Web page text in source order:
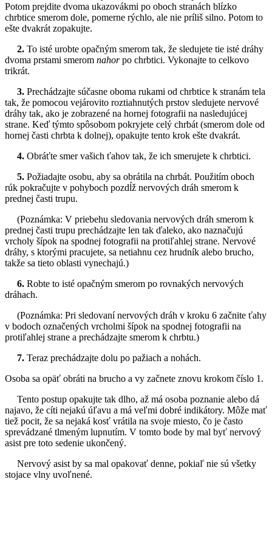
Potom prejdite dvoma ukazovákmi po oboch stranách blízko
chrbtice smerom dole, pomerne rýchlo, ale nie príliš silno. Potom to
ešte dvakrát zopakujte.
2. To isté urobte opačným smerom tak, že sledujete tie isté dráhy
dvoma prstami smerom nahorpo chrbtici. Vykonajte to celkovo
trikrát.
3. Prechádzajte súčasne oboma rukami od chrbtice k stranám tela
tak, že pomocou vejárovito roztiahnutých prstov sledujete nervové
dráhy tak, ako je zobrazené na hornej fotografii na nasledujúcej
strane. Keď týmto spôsobom pokryjete celý chrbát (smerom dole od
hornej časti chrbta k dolnej), opakujte tento krok ešte dvakrát.
4. Obráťte smer vašich ťahov tak, že ich smerujete k chrbtici.
5. Požiadajte osobu, aby sa obrátila na chrbát. Použitím oboch
rúk pokračujte v pohyboch pozdĺž nervových dráh smerom k
prednej časti trupu.
(Poznámka: V priebehu sledovania nervových dráh smerom k
prednej časti trupu prechádzajte len tak ďaleko, ako naznačujú
vrcholy šípok na spodnej fotografii na protiľahlej strane. Nervové
dráhy, s ktorými pracujete, sa netiahnu cez hrudník alebo brucho,
takže sa tieto oblasti vynechajú.)
6. Robte to isté opačným smerom po rovnakých nervových
dráhach.
(Poznámka: Pri sledovaní nervových dráh v kroku 6 začnite ťahy
v bodoch označených vrcholmi šípok na spodnej fotografii na
protiľahlej strane a prechádzajte smerom k chrbtu.)
7. Teraz prechádzajte dolu po pažiach a nohách.
Osoba sa opäť obráti na brucho a vy začnete znovu krokom číslo 1.
Tento postup opakujte tak dlho, až má osoba poznanie alebo dá
najavo, že cíti nejakú úľavu a má veľmi dobré indikátory. Môže mať
tiež pocit, že sa nejaká kosť vrátila na svoje miesto, čo je často
sprevádzané tlmeným lupnutím. V tomto bode by mal byť nervový
asist pre toto sedenie ukončený.
Nervový asist by sa mal opakovať denne, pokiaľ nie sú všetky
stojace vlny uvoľnené.